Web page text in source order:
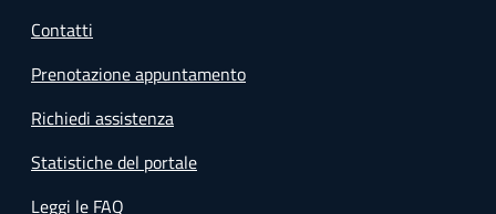
Contatti
Prenotazione appuntamento
Richiedi assistenza
Statistiche del portale
Leggi le FAQ